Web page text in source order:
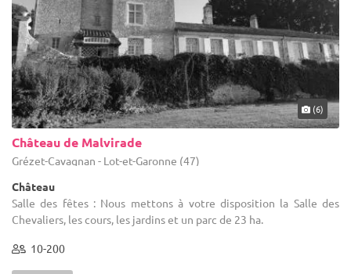
(6)
Château de Malvirade
Grézet-Cavagnan - Lot-et-Garonne (47)
Château
Salle des fêtes : Nous mettons à votre disposition la Salle des
Chevaliers, les cours, les jardins et un parc de 23 ha.
10-200